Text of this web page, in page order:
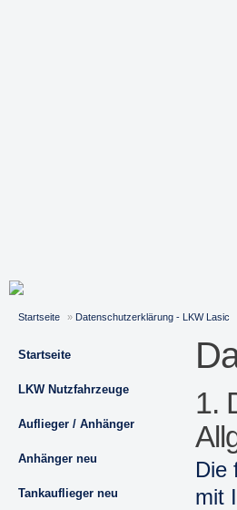
Startseite » Datenschutzerklärung - LKW Lasic
Startseite
LKW Nutzfahrzeuge
Auflieger / Anhänger
Anhänger neu
Tankauflieger neu
1.
Die
mit